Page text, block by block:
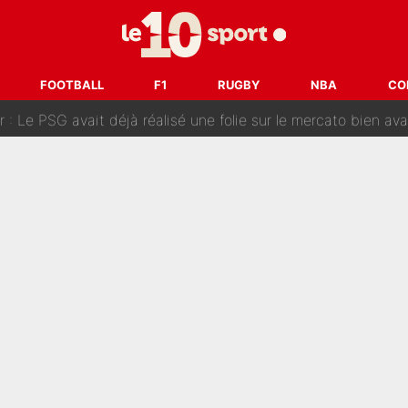
FOOTBALL F1 RUGBY NBA
sa signature au PSG : Voilà les coulisses de son transfert
Seixas est confirmée... et c'est une excellente nouvelle
: Le PSG avait déjà réalisé une folie sur le mercato bien